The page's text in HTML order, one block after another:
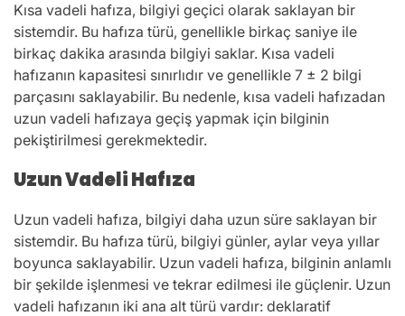
Kısa vadeli hafıza, bilgiyi geçici olarak saklayan bir
sistemdir. Bu hafıza türü, genellikle birkaç saniye ile
birkaç dakika arasında bilgiyi saklar. Kısa vadeli
hafızanın kapasitesi sınırlıdır ve genellikle 7 ± 2 bilgi
parçasını saklayabilir. Bu nedenle, kısa vadeli hafızadan
uzun vadeli hafızaya geçiş yapmak için bilginin
pekiştirilmesi gerekmektedir.
Uzun Vadeli Hafıza
Uzun vadeli hafıza, bilgiyi daha uzun süre saklayan bir
sistemdir. Bu hafıza türü, bilgiyi günler, aylar veya yıllar
boyunca saklayabilir. Uzun vadeli hafıza, bilginin anlamlı
bir şekilde işlenmesi ve tekrar edilmesi ile güçlenir. Uzun
vadeli hafızanın iki ana alt türü vardır: deklaratif